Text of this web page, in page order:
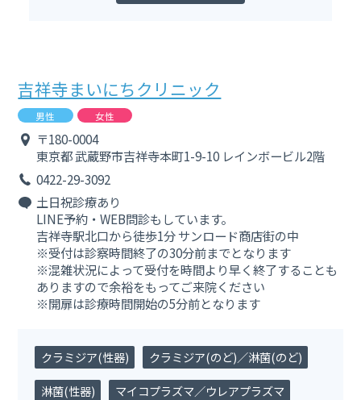
吉祥寺まいにちクリニック
男性 女性
〒180-0004
東京都武蔵野市吉祥寺本町1-9-10 レインボービル2階
0422-29-3092
土日祝診療あり
LINE予約・WEB問診もしています。
吉祥寺駅北口から徒歩1分 サンロード商店街の中
※受付は診察時間終了の30分前までとなります
※混雑状況によって受付を時間より早く終了することも
ありますので余裕をもってご来院ください
※開扉は診療時間開始の5分前となります
クラミジア(性器)
クラミジア(のど)／淋菌(のど)
淋菌(性器)
マイコプラズマ／ウレアプラズマ